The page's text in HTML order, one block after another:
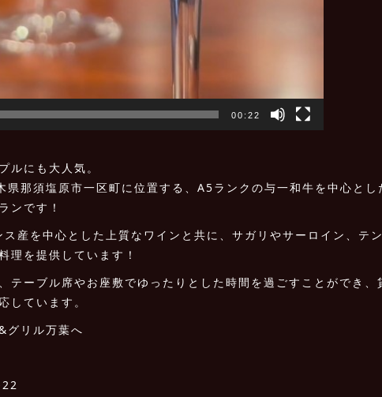
00:22
ルにも大人気。
県那須塩原市一区町に位置する、A5ランクの与一和牛を中心とし
ンです！
産を中心とした上質なワインと共に、サガリやサーロイン、テ
理を提供しています！
テーブル席やお座敷でゆったりとした時間を過ごすことができ、
しています。
グリル万葉へ